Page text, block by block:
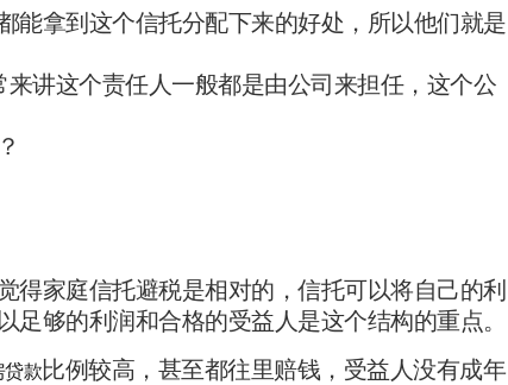
能拿到这个信托分配下来的好处，所以他们就是
讲这个责任人一般都是由公司来担任，这个公
得家庭信托避税是相对的，信托可以将自己的利
够的利润和合格的受益人是这个结构的重点。
贷款比例较高，甚至都往里赔钱，受益人没有成年